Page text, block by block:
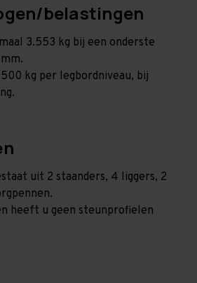
belastingen
3.553 kg bij een onderste
kg per legbordniveau, bij
uit 2 staanders, 4 liggers, 2
heeft u geen steunprofielen